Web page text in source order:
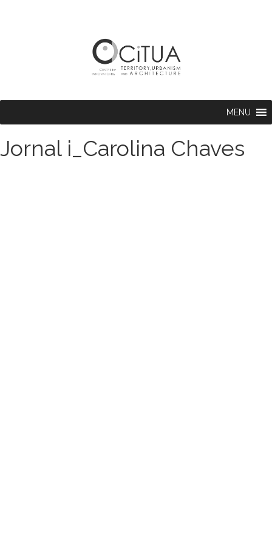
MENU
Jornal i_Carolina Chaves